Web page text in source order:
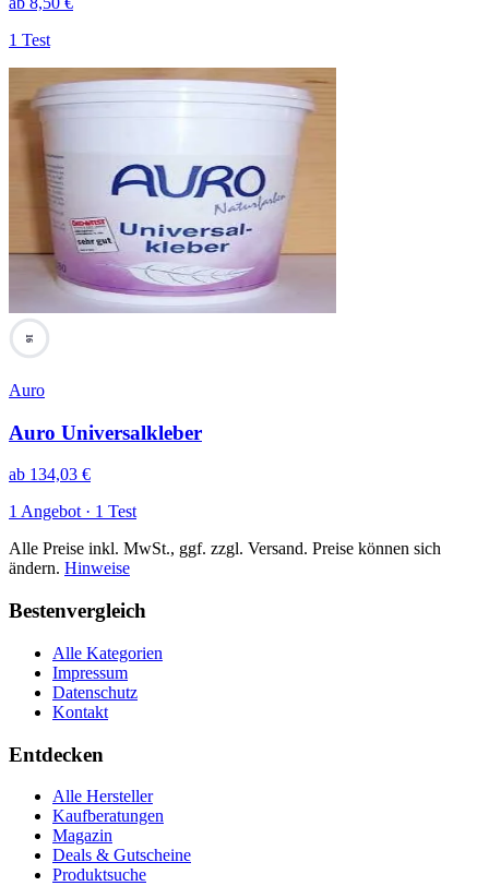
1 Test
16
Auro
Auro Universalkleber
ab 134,03 €
1 Angebot · 1 Test
Alle Preise inkl. MwSt., ggf. zzgl. Versand. Preise können sich
ändern. Hinweise
Bestenvergleich
Alle Kategorien
Impressum
Datenschutz
Kontakt
Entdecken
Alle Hersteller
Kaufberatungen
Magazin
Deals & Gutscheine
Produktsuche